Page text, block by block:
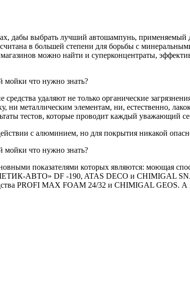
дабы выбрать лучший автошампунь,
в большей степени для борьбы с
можно найти и суперконцентраты,
удаляют не только органические
ни металлическим элементам, ни, естественно,
тестов, которые проводит каждый уважающий
с алюминием, но для покрытия никакой
показателями которых являются: моющая
АВТО» DF -190, ATAS DECO и CHIMIGAL
PROFI MAX FOAM 24/32 и CHIMIGAL GEOS. А